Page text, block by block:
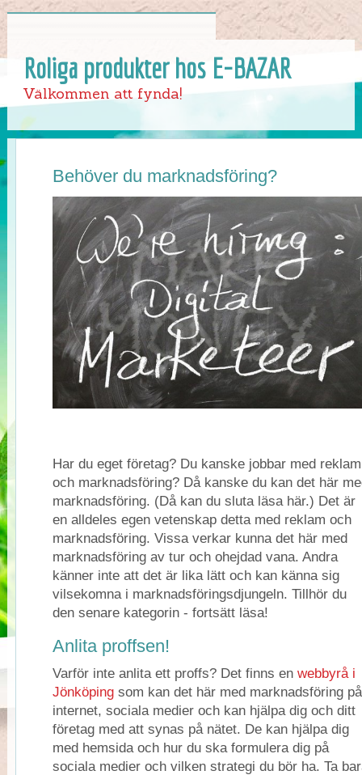
Roliga produkter hos E-BAZAR
Välkommen att fynda!
Behöver du marknadsföring?
Har du eget företag? Du kanske jobbar med reklam
och marknadsföring? Då kanske du kan det här
marknadsföring. (Då kan du sluta läsa här.) Det är
en alldeles egen vetenskap detta med reklam och
marknadsföring. Vissa verkar kunna det här med
marknadsföring av tur och ohejdad vana. Andra
känner inte att det är lika lätt och kan känna sig
vilsekomna i marknadsföringsdjungeln. Tillhör du
den senare kategorin - fortsätt läsa!
Anlita proffsen!
Varför inte anlita ett proffs? Det finns en webbyrå i
Jönköpingsom kan det här med marknadsföring på
internet, sociala medier och kan hjälpa dig och ditt
företag med att synas på nätet. De kan hjälpa dig
med hemsida och hur du ska formulera dig på
sociala medier och vilken strategi du bör ha. Ta